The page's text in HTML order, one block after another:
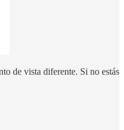
de vista diferente. Si no estás